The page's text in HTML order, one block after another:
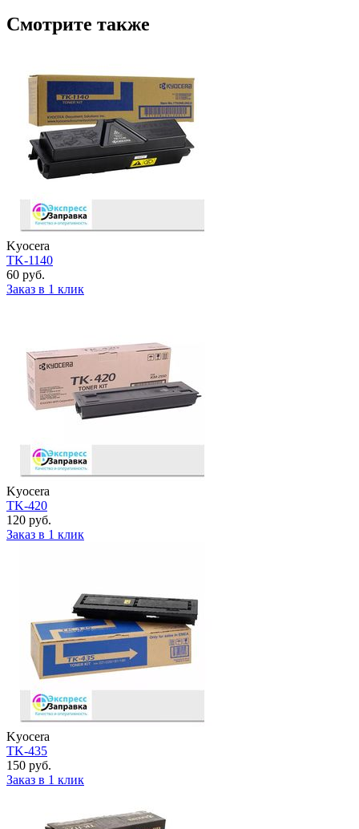
Смотрите также
Kyocera
TK-1140
60 руб.
Заказ в 1 клик
Kyocera
TK-420
120 руб.
Заказ в 1 клик
Kyocera
TK-435
150 руб.
Заказ в 1 клик